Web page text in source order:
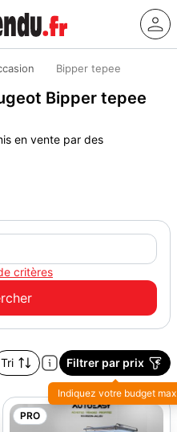
Bipper tepee
Bipper tepee
en vente par des
critères
Tri Filtrer par prix
Indiquez votre budget max
PRO